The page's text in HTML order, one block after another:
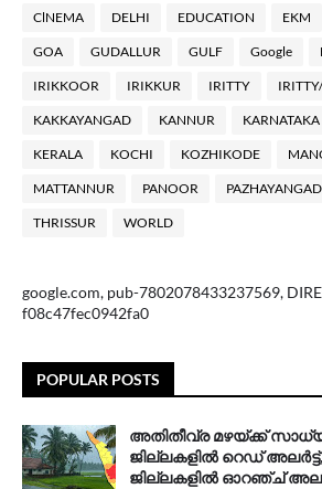
ClNEMA DELHI EDUCATION EKM
GOA GUDALLUR GULF Google
IRIKKOOR IRIKKUR IRITTY
KAKKAYANGAD KANNUR KARNATAKA
KERALA KOCHI KOZHIKODE
MATTANNUR PANOOR
THRISSUR WORLD
google.com, pub-7802078433237569,
f08c47fec0942fa0
POPULAR POSTS
അതിതീവ്ര മഴയ്ക്ക്
ജില്ലകളിൽ റെഡ്
ജില്ലകളിൽ ഓറഞ്ച്